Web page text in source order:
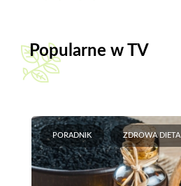
Popularne w TV
PORADNIK ZDROWA DIETA